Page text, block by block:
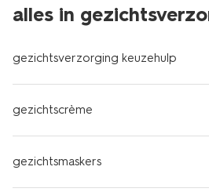
alles in
gezichtsverzorging keuzehulp
gezichtscrème
gezichtsmaskers